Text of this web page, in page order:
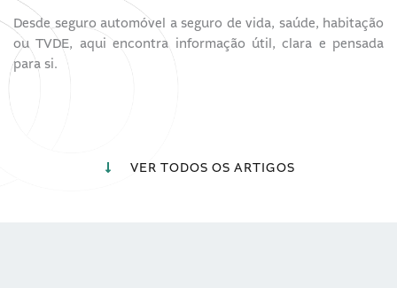
Desde seguro automóvel a seguro de vida, saúde, habitação
ou TVDE, aqui encontra informação útil, clara e pensada
para si.
VER TODOS OS ARTIGOS